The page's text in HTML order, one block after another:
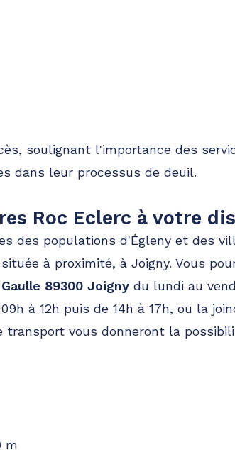
soulignant l'importance des
dans leur processus de deuil.
Roc Eclerc à votre
des populations d'Égleny et des
à proximité, à Joigny. Vous
89300 Joigny du lundi au
à 12h puis de 14h à 17h, ou la
transport vous donneront la
m